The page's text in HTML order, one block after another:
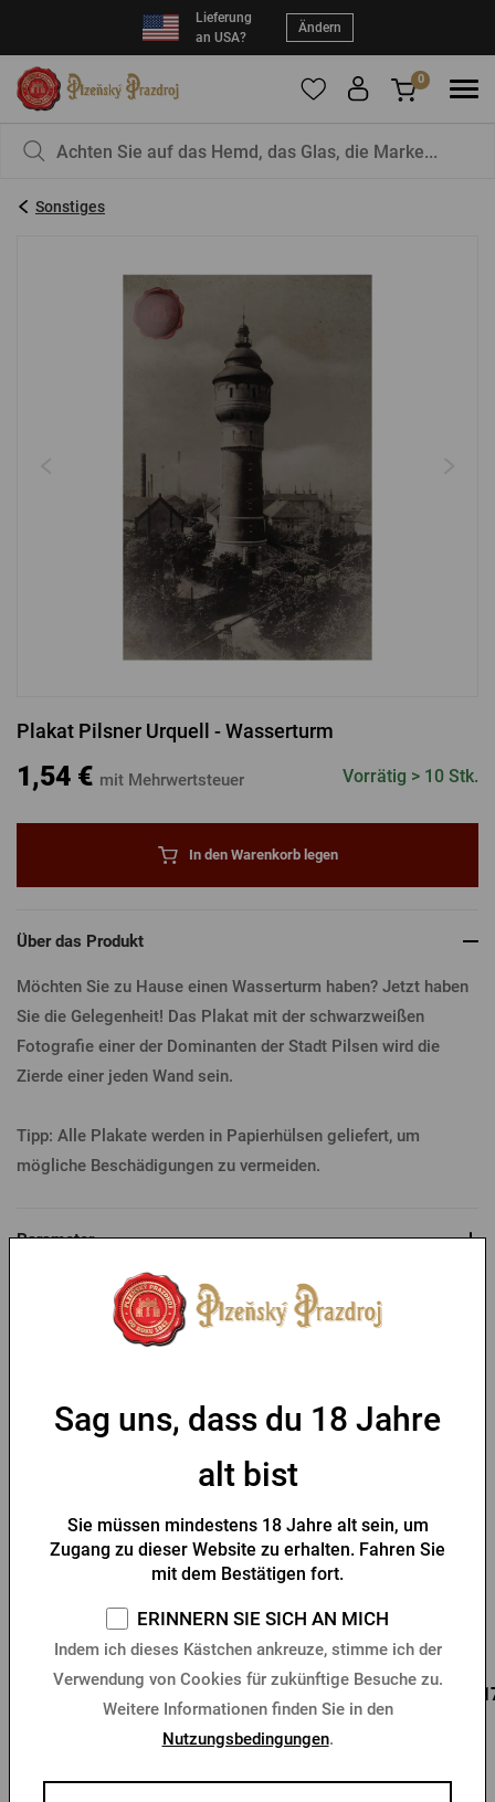
Lieferung
an USA?
Ändern
registrieren Sie sich
EINLOGGEN
Vergessenes Passwort Neue Registrierung
ANMELDUNG ÜBER FACEBOOK
ANMELDUNG ÜBER GOOGLE
0
Sonstiges
Plakat Pilsner Urquell - Wasserturm
1,54 € mit Mehrwertsteuer Vorrätig > 10 Stk.
In den Warenkorb legen
Über das Produkt
Möchten Sie zu Hause einen Wasserturm haben? Jetzt haben
Sie die Gelegenheit! Das Plakat mit der schwarzweißen
Fotografie einer der Dominanten der Stadt Pilsen wird die
Zierde einer jeden Wand sein.
Tipp: Alle Plakate werden in Papierhülsen geliefert, um
mögliche Beschädigungen zu vermeiden.
Parameter
Das könnte Sie interessieren
Flaschenöffner Pilsner
Vorrätig > 10 Stk.
0,96 € Kaufen
Schlüsselanhänger mit
Flaschenöffner
Vorrätig > 10 Stk.
Sag uns, dass du 18 Jahre
alt bist
Sie müssen mindestens 18 Jahre alt sein, um
Zugang zu dieser Website zu erhalten. Fahren Sie
mit dem Bestätigen fort.
ERINNERN SIE SICH AN MICH
Indem ich dieses Kästchen ankreuze, stimme ich der
Verwendung von Cookies für zukünftige Besuche zu.
Weitere Informationen finden Sie in den
Nutzungsbedingungen.